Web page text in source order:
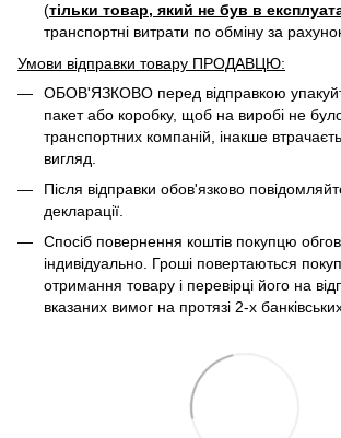
(тільки товар, який не був в
транспортні витрати по обміну за
Умови відправки товару ПРОДАВЦЮ:
ОБОВ'ЯЗКОВО перед відправкою
пакет або коробку, щоб на виробі не
транспортних компаній, інакше
вигляд.
Після відправки обов'язково
декларації.
Спосіб повернення коштів покупцю
індивідуально. Гроші повертаються
отримання товару і перевірці його на
вказаних вимог на протязі 2-х